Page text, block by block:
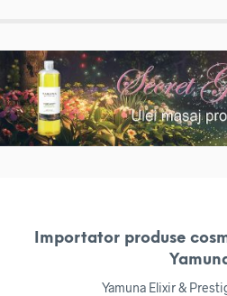
Importator produse
Yamuna Elixir &